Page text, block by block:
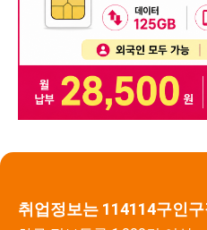
취업정보는 114114구인구